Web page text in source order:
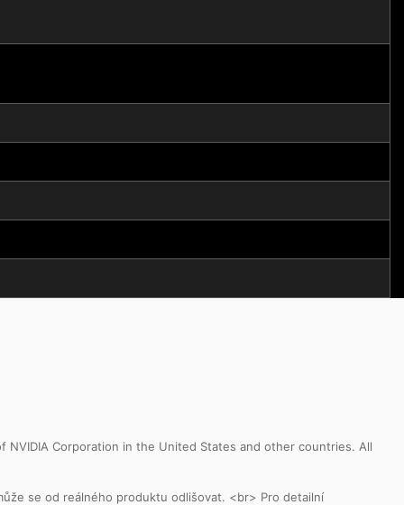
NVIDIA Corporation in the United States and other countries. All
se od reálného produktu odlišovat. <br> Pro detailní